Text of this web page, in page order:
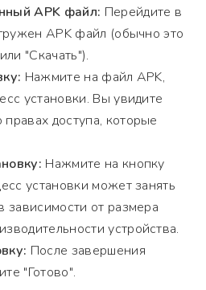
APK файл: Перейдите в
APK файл (обычно это
"Скачать").
Нажмите на файл APK,
установки. Вы увидите
доступа, которые
Нажмите на кнопку
установки может занять
зависимости от размера
устройства.
После завершения
"Готово".